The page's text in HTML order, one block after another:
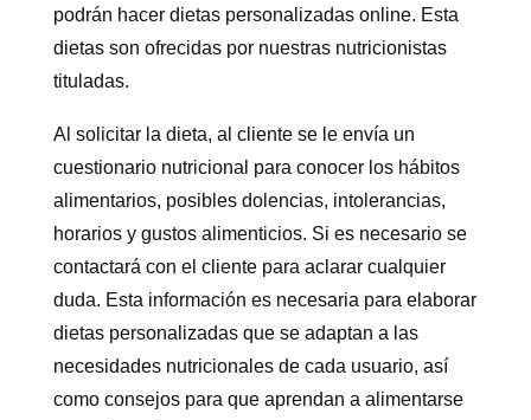
podrán hacer dietas personalizadas online. Esta
dietas son ofrecidas por nuestras nutricionistas
tituladas.
Al solicitar la dieta, al cliente se le envía un
cuestionario nutricional para conocer los hábitos
alimentarios, posibles dolencias, intolerancias,
horarios y gustos alimenticios. Si es necesario se
contactará con el cliente para aclarar cualquier
duda. Esta información es necesaria para elaborar
dietas personalizadas que se adaptan a las
necesidades nutricionales de cada usuario, así
como consejos para que aprendan a alimentarse